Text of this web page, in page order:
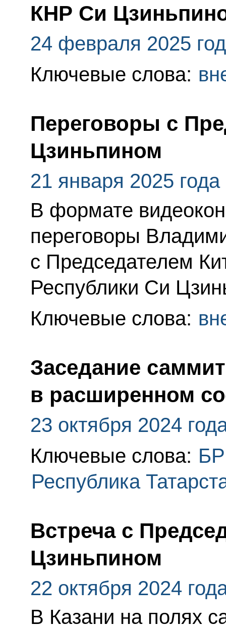
КНР Си
24 февраля 2025
Ключевые слова:
Переговоры с
Цзиньпином
21 января 2025 года
В формате
переговоры
с Председателем
Республики Си
Ключевые слова:
Заседание
в расширенном
23 октября 2024
Ключевые слова:
Республика
Встреча с
Цзиньпином
22 октября 2024
В Казани на полях